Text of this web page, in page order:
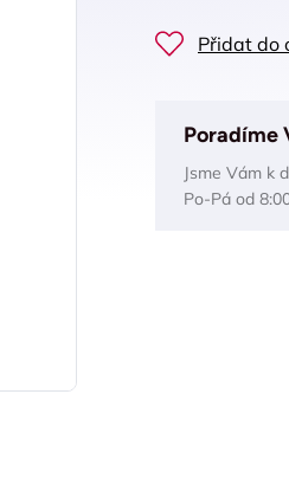
Přidat do
Poradíme
Jsme Vám k
Po-Pá od